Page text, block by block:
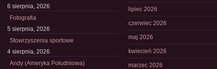
6 sierpnia, 2026
Fotografia
5 sierpnia, 2026
Stowrzyszenia sportowe
4 sierpnia, 2026
Andy (Ameryka Południowa)
lipiec 2026
czerwiec 2026
maj 2026
kwiecień 2026
marzec 2026